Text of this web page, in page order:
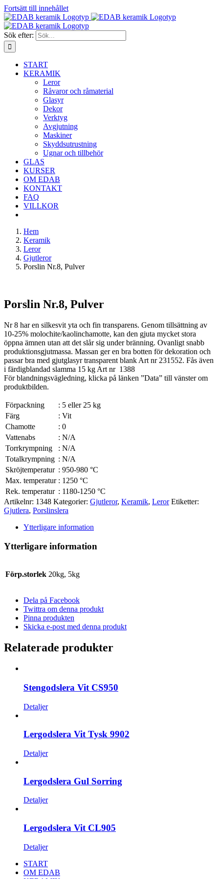
Fortsätt till innehållet
Sök efter:
START
KERAMIK
Leror
Råvaror och råmaterial
Glasyr
Dekor
Verktyg
Avgjutning
Maskiner
Skyddsutrustning
Ugnar och tillbehör
GLAS
KURSER
OM EDAB
KONTAKT
FAQ
VILLKOR
Hem
Keramik
Leror
Gjutleror
Porslin Nr.8, Pulver
Porslin Nr.8, Pulver
Nr 8 har en silkesvit yta och fin transparens. Genom tillsättning av
10-25% molochite/kaolinchamotte, kan den gjuta mycket stora
öppna ämnen utan att det slår sig under bränning. Ovanligt snabb
produktionsgjutmassa. Massan ger en bra botten för dekoration och
passar bra med gjutglasyr transparent blank Art nr 231552. Fås även
i färdigblandad slamma 15 kg Art nr 1388
För blandningsvägledning, klicka på länken ”Data” till vänster om
produktbilden.
Förpackning : 5 eller 25 kg
Färg
: Vit
Chamotte
: 0
Vattenabs
: N/A
Torrkrympning
: N/A
Totalkrympning : N/A
Skröjtemperatur : 950-980 °C
Max. temperatur : 1250 °C
Rek. temperatur : 1180-1250 °C
Artikelnr: 1348 Kategorier: Gjutleror, Keramik, Leror Etiketter:
Gjutlera, Porslinslera
Ytterligare information
Ytterligare information
Förp.storlek 20kg, 5kg
Dela på Facebook
Twittra om denna produkt
Pinna produkten
Skicka e-post med denna produkt
Relaterade produkter
Stengodslera Vit CS950
Detaljer
Lergodslera Vit Tysk 9902
Detaljer
Lergodslera Gul Sorring
Detaljer
Lergodslera Vit CL905
Detaljer
START
OM EDAB